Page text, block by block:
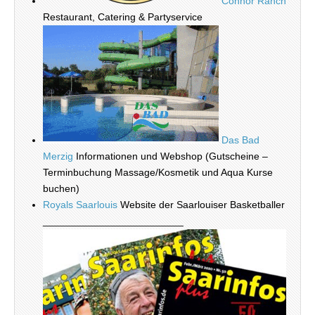
Restaurant, Catering & Partyservice
Das Bad
Merzig Informationen und Webshop (Gutscheine –
Terminbuchung Massage/Kosmetik und Aqua Kurse
buchen)
Royals Saarlouis Website der Saarlouiser Basketballer